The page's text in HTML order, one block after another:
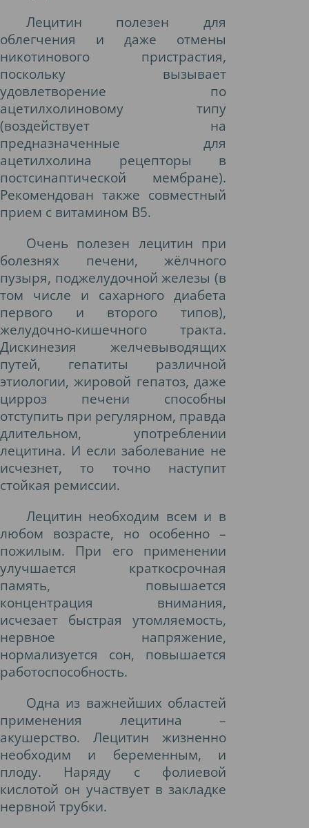
Лецитин полезен для
облегчения и даже отмены
никотинового пристрастия,
поскольку вызывает
удовлетворение по
ацетилхолиновому типу
(воздействует на
предназначенные для
ацетилхолина рецепторы в
постсинаптической мембране).
Рекомендован также совместный
прием с витамином В5.
Очень полезен лецитин при
болезнях печени, жёлчного
пузыря, поджелудочной железы (в
том числе и сахарного диабета
первого и второго типов),
желудочно-кишечного тракта.
Дискинезия желчевыводящих
путей, гепатиты различной
этиологии, жировой гепатоз, даже
цирроз печени способны
отступить при регулярном, правда
длительном, употреблении
лецитина. И если заболевание не
исчезнет, то точно наступит
стойкая ремиссии.
Лецитин необходим всем и в
любом возрасте, но особенно –
пожилым. При его применении
улучшается краткосрочная
память, повышается
концентрация внимания,
исчезает быстрая утомляемость,
нервное напряжение,
нормализуется сон, повышается
работоспособность.
Одна из важнейших областей
применения лецитина –
акушерство. Лецитин жизненно
необходим и беременным, и
плоду. Наряду с фолиевой
кислотой он участвует в закладке
нервной трубки.